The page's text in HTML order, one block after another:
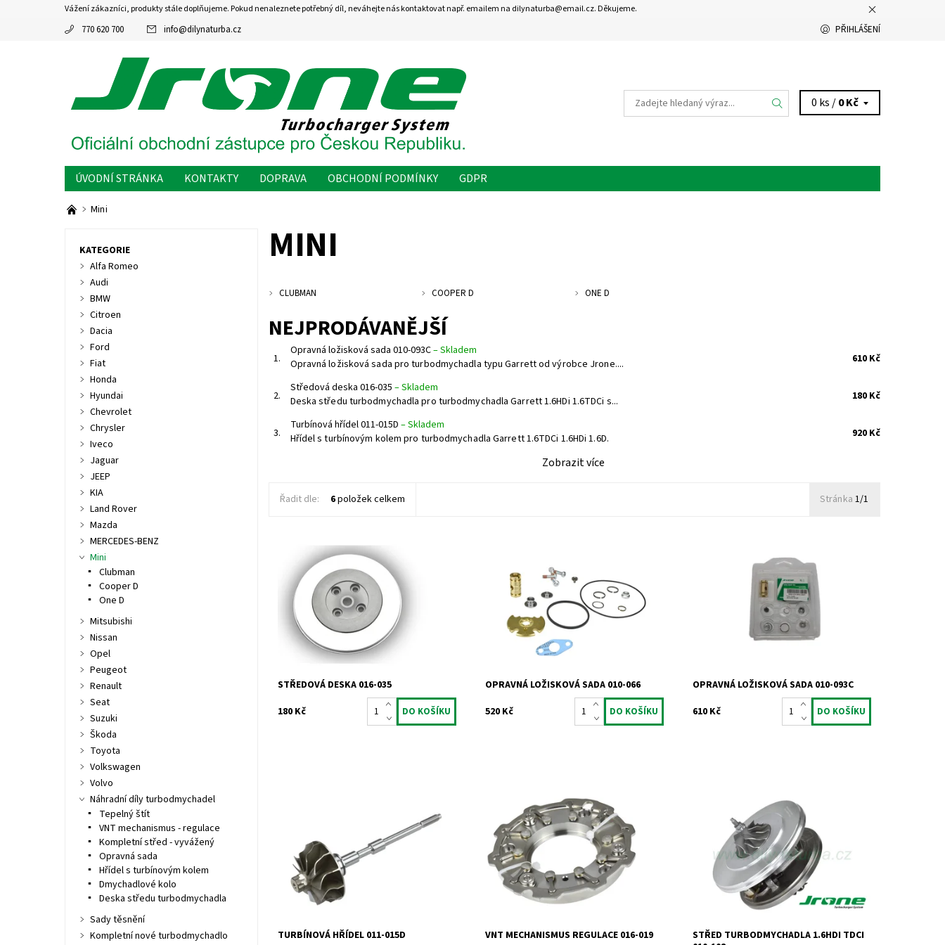
Vážení zákazníci, produkty stále doplňujeme. Pokud nenaleznete potřebný díl, neváhejte nás kontaktovat např. emailem na dilynaturba@email.cz. Děkujeme.
770 620 700 info@dilynaturba.cz PŘIHLÁŠENÍ
0 ks /0 Kč
ÚVODNÍ STRÁNKA KONTAKTY DOPRAVA OBCHODNÍ PODMÍNKY GDPR
Mini
MINI
CLUBMAN COOPER D ONE D
NEJPRODÁVANĚJŠÍ
1.
Opravná ložisková sada 010-093C–Skladem
Opravná ložisková sada pro turbodmychadla typu Garrett od výrobce Jrone....
610 Kč
2.
Středová deska 016-035 –Skladem
Deska středu turbodmychadla pro turbodmychadla Garrett 1.6HDi 1.6TDCi s...
180 Kč
3.
Turbínová hřídel 011-015D –Skladem
Hřídel s turbínovým kolem pro turbodmychadla Garrett 1.6TDCi 1.6HDi 1.6D.
920 Kč
Zobrazit více
Řadit dle: 6položek celkem Stránka 1/1
Deska středu turbodmychadla pro
turbodmychadla Garrett 1.6HDi 1.6TDCi s
DPF.
Dostupnost:
Skladem
Kód:
866
Značka:
Jrone
Záruka:
STŘEDOVÁ DESKA 016-035
180 Kč
turbodmychadla typu Garrett od výrobce
Jrone.
Dostupnost:
Skladem
741
Značka:
Jrone
Záruka:
2 roky
OPRAVNÁ LOŽISKOVÁ SADA 010-066
520 Kč
Opravná ložisková sada pro
turbodmychadla typu Garrett od výrobce
Skladem
945
OPRAVNÁ LOŽISKOVÁ SADA 010-093C
610 Kč
turbodmychadla Garrett 1.6TDCi 1.6HDi
Dostupnost:
Skladem
Kód:
836
Značka:
Jrone
Záruka:
2 roky
TURBÍNOVÁ HŘÍDEL 011-015D
VNT mechanismus regulace pro motory
1.6 HDi TDCi CRDi a 1.5CRDi.
Dostupnost:
Skladem
Kód:
Značka:
Jrone
Záruka:
2 roky
VNT MECHANISMUS REGULACE 016-019
Kompletní vyvážený střed
turbodmychadla typu Garrett pro 1.6 HDi
TDCi DI 66kW 80kW s DPF.
Dostupnost:
Skladem
711
Značka:
Jrone
Záruka:
2 roky
STŘED TURBODMYCHADLA 1.6HDI TDCI
KATEGORIE
Alfa Romeo
Audi
BMW
Citroen
Dacia
Ford
Fiat
Honda
Hyundai
Chevrolet
Chrysler
Iveco
Jaguar
JEEP
KIA
Land Rover
Mazda
MERCEDES-BENZ
Mini
Clubman
Cooper D
One D
Mitsubishi
Nissan
Opel
Peugeot
Renault
Seat
Suzuki
Škoda
Toyota
Volkswagen
Volvo
Náhradní díly turbodmychadel
Tepelný štít
VNT mechanismus - regulace
Kompletní střed - vyvážený
Opravná sada
Hřídel s turbínovým kolem
Dmychadlové kolo
Deska středu turbodmychadla
Sady těsnění
Kompletní nové turbodmychadlo